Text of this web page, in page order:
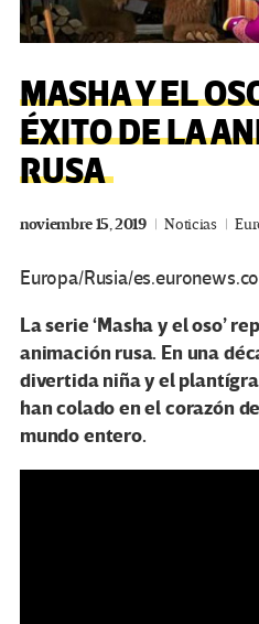
MASHA Y EL
ÉXITO DE LA
RUSA
noviembre 15, 2019 Noticias
Europa/Rusia/
La serie ‘Masha y el oso’
animación rusa. En una
divertida niña y el
han colado en el corazón
mundo entero.